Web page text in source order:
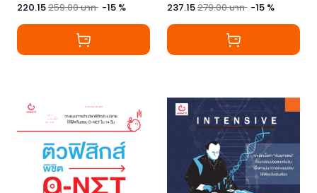
220.15259.00บาท -15 % 237.15279.00บาท -15 %